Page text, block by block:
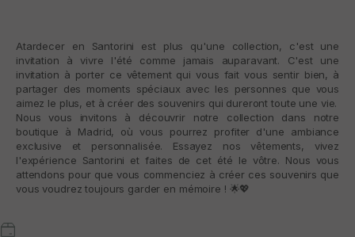
Atardecer en Santorini est plus qu'une collection, c'est une
invitation à vivre l'été comme jamais auparavant. C'est une
invitation à porter ce vêtement qui vous fait vous sentir bien, à
partager des moments spéciaux avec les personnes que vous
aimez le plus, et à créer des souvenirs qui dureront toute une vie.
Nous vous invitons à découvrir notre collection dans notre
boutique à Madrid, où vous pourrez profiter d'une ambiance
exclusive et personnalisée. Essayez nos vêtements, vivez
l'expérience Santorini et faites de cet été le vôtre. Nous vous
attendons pour que vous commenciez à créer ces souvenirs que
vous voudrez toujours garder en mémoire ! 🌟💖